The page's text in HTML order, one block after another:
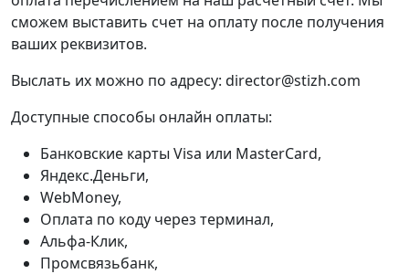
сможем выставить счет на оплату после получения
ваших реквизитов.
Выслать их можно по адресу: director@stizh.com
Доступные способы онлайн оплаты:
Банковские карты Visa или MasterCard,
Яндекс.Деньги,
WebMoney,
Оплата по коду через терминал,
Альфа-Клик,
Промсвязьбанк,